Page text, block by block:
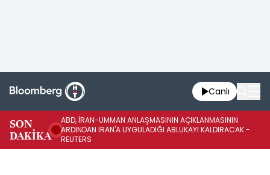
Canlı
SON
DAKİKA
ABD, İRAN-UMMAN ANLAŞMASININ AÇIKLANMASININ
ARDINDAN İRAN'A UYGULADIĞI ABLUKAYI KALDIRACAK -
REUTERS